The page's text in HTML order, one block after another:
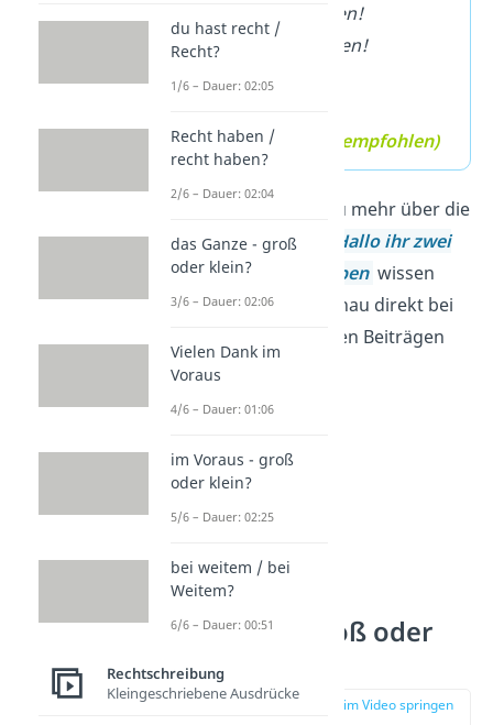
hr beiden!
✓
i
hr beiden!
(empfohlen)
✓Hi,ihr beide! (empfohlen)
Wenn du mehr über die
Schreibweise von
Hallo ihr zwei
oderHallo ihr Lieben wissen
möchtest, dann schau direkt bei
den entsprechenden Beiträgen
vorbei!
ihr beide groß oder
klein?
zur Stelle im Video springen
du hast recht /
Recht?
1/6 – Dauer: 02:05
Recht haben /
recht haben?
2/6 – Dauer: 02:04
das Ganze - groß
oder klein?
3/6 – Dauer: 02:06
Vielen Dank im
Voraus
4/6 – Dauer: 01:06
im Voraus - groß
oder klein?
5/6 – Dauer: 02:25
bei weitem / bei
Weitem?
6/6 – Dauer: 00:51
Rechtschreibung
Kleingeschriebene Ausdrücke